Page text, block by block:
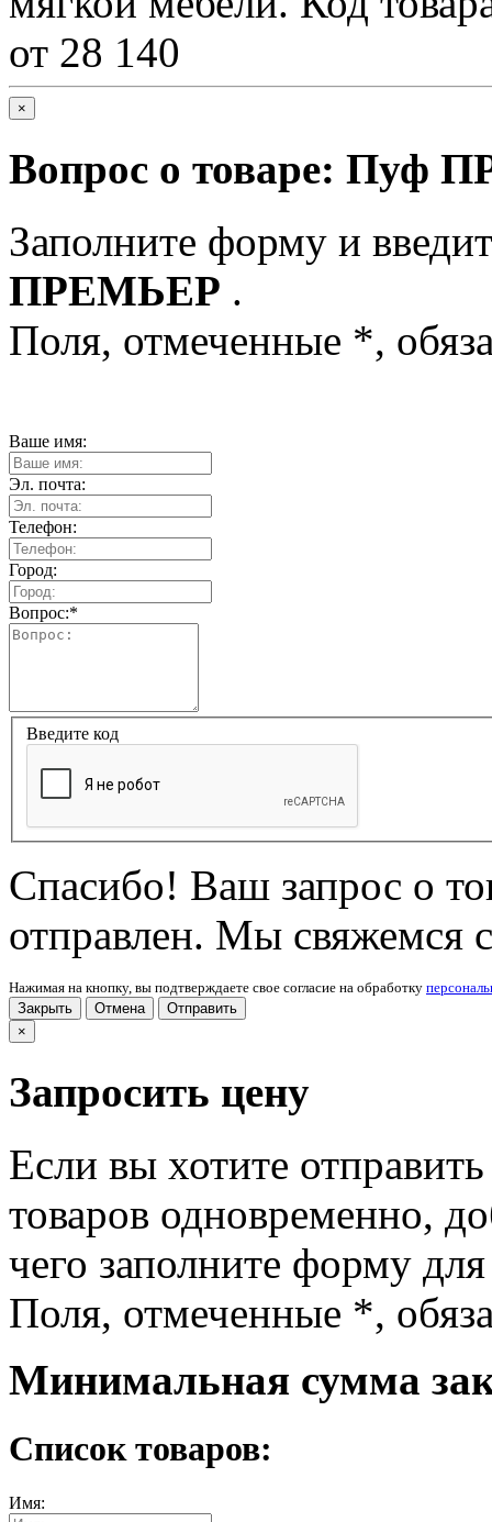
от 28 140
×
Вопрос о товаре: Пуф
Заполните форму и
ПРЕМЬЕР .
Поля, отмеченные *,
Ваше имя:
Эл. почта:
Телефон:
Город:
Вопрос:*
Введите код
Спасибо! Ваш запрос о
отправлен. Мы свяжемся
Нажимая на кнопку, вы подтверждаете свое согласие на обработку
Закрыть
Отмена
Отправить
×
Запросить цену
Если вы хотите
товаров одновременно,
чего заполните форму
Поля, отмеченные *,
Минимальная сумма
Список товаров:
Имя: